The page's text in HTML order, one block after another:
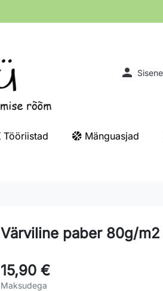
 Sisene
Tööriistad Mänguasjad
Värviline paber 80g/
15,90 €
Maksudega